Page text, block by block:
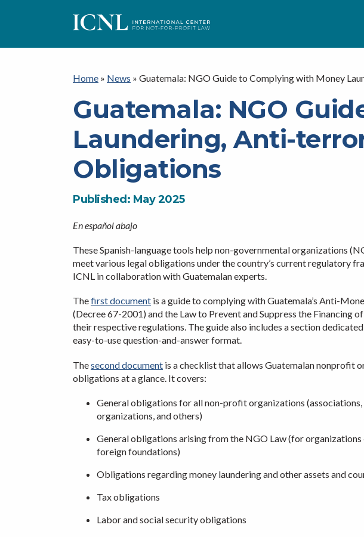
I
C
N
L
Home » News » Guatemala: NGO Guide to Complying with Money
Guatemala: NGO
Laundering, Anti-
Obligations
Published: May 2025
En español abajo
These Spanish-language tools help non-governmental organizations
meet various legal obligations under the country’s current regulatory
ICNL in collaboration with Guatemalan experts.
Thefirst document is a guide to complying with Guatemala’s Anti-
(Decree 67-2001) and the Law to Prevent and Suppress the Financing
their respective regulations. The guide also includes a section
easy-to-use question-and-answer format.
Thesecond document is a checklist that allows Guatemalan nonprofit
obligations at a glance. It covers:
General obligations for all non-profit organizations
organizations, and others)
General obligations arising from the NGO Law (for
foreign foundations)
Obligations regarding money laundering and other assets and
Tax obligations
Labor and social security obligations